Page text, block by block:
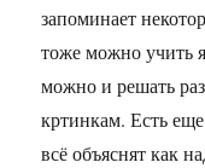
запоминает
тоже можно учить
можно и решать
кртинкам. Есть
всё объяснят как